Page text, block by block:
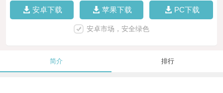
安卓下载 苹果下载 PC下载
安卓市场，安全绿色
简介 排行